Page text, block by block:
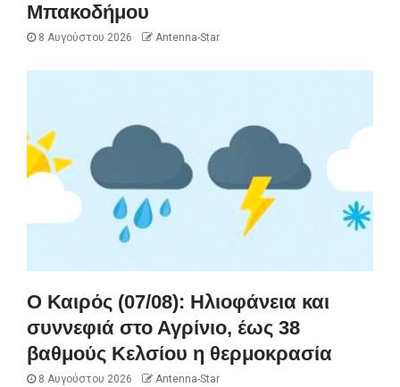
Μπακοδήμου
8 Αυγούστου 2026 Antenna-Star
Ο Καιρός (07/08): Ηλιοφάνεια και
συννεφιά στο Αγρίνιο, έως 38
βαθμούς Κελσίου η θερμοκρασία
8 Αυγούστου 2026 Antenna-Star